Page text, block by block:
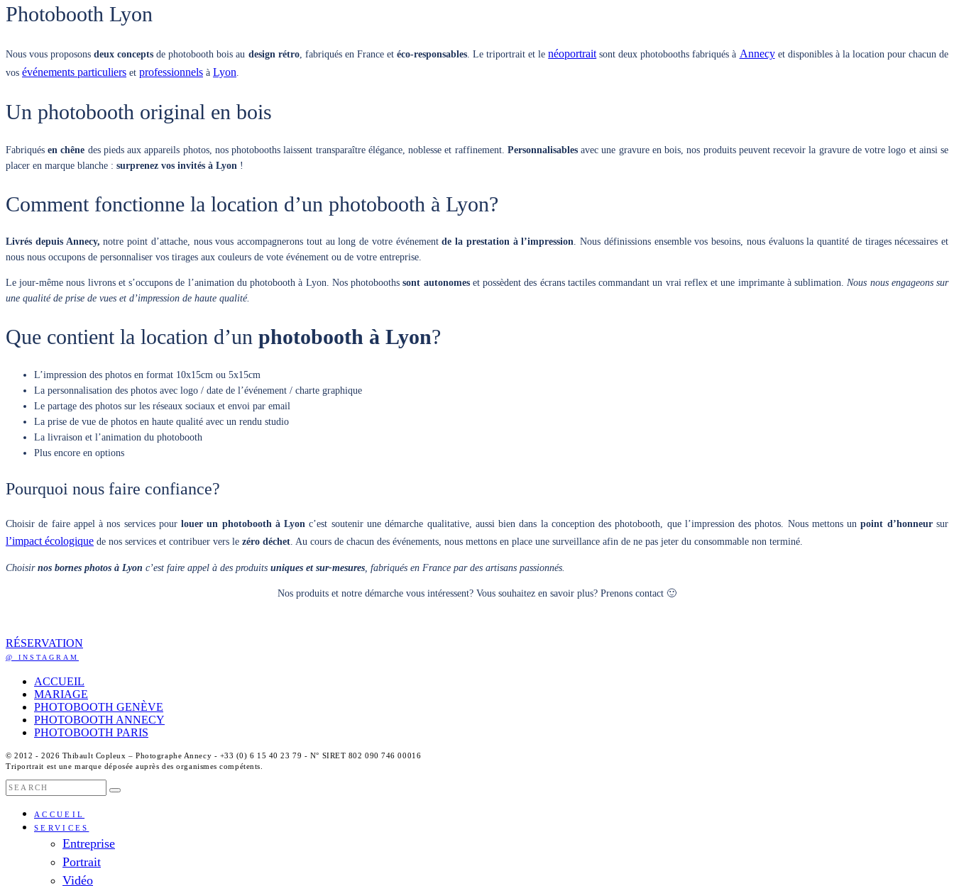
Photobooth Lyon
Nous vous proposonsdeux concepts de photobooth bois au design rétro, fabriqués en France et éco-responsables. Le triportrait et lenéoportrait sont deux photobooths fabriqués à Annecyet disponibles à la location pour chacun de
vos événements particuliers et professionnels à Lyon
Un photobooth original en bois
Fabriquésen chêne des pieds aux appareils photos, nos photobooths laissent transparaître élégance, noblesse et raffinement. Personnalisablesavec une gravure en bois, nos produits peuvent recevoir la gravure de votre logo et ainsi se
placer en marque blanche : surprenez vos invités à Lyon !
Comment fonctionne la location d’un photobooth à Lyon?
Livrés depuis Annecy,notre point d’attache, nous vous accompagnerons tout au long de votre événementde la prestation à l’impression. Nous définissions ensemble vos besoins, nous évaluons la quantité de tirages nécessaires et
nous nous occupons de personnaliser vos tirages aux couleurs de vote événement ou de votre entreprise.
Le jour-même nous livrons et s’occupons de l’animation du photobooth à Lyon. Nos photoboothssont autonomeset possèdent des écrans tactiles commandant un vrai reflex et une imprimante à sublimation.Nous nous engageons sur
une qualité de prise de vues et d’impression de haute qualité.
Que contient la location d’un photobooth à Lyon?
L’impression des photos en format 10x15cm ou 5x15cm
La personnalisation des photos avec logo / date de l’événement / charte graphique
Le partage des photos sur les réseaux sociaux et envoi par email
La prise de vue de photos en haute qualité avec un rendu studio
La livraison et l’animation du photobooth
Plus encore en options
Pourquoi nous faire confiance?
Choisir de faire appel à nos services pourlouer un photobooth à Lyon c’est soutenir une démarche qualitative, aussi bien dans la conception des photobooth, que l’impression des photos. Nous mettons unpoint d’honneursur
l’impact écologique de nos services et contribuer vers le zéro déchet. Au cours de chacun des événements, nous mettons en place une surveillance afin de ne pas jeter du consommable non terminé.
Choisirnos bornes photos à Lyon c’est faire appel à des produits uniques et sur-mesures, fabriqués en France par des artisans passionnés.
Nos produits et notre démarche vous intéressent? Vous souhaitez en savoir plus? Prenons contact 🙂
RÉSERVATION
@ INSTAGRAM
ACCUEIL
MARIAGE
PHOTOBOOTH GENÈVE
PHOTOBOOTH ANNECY
PHOTOBOOTH PARIS
© 2012 - 2026 Thibault Copleux – Photographe Annecy - +33 (0) 6 15 40 23 79 - N° SIRET 802 090 746 00016
Triportrait est une marque déposée auprès des organismes compétents.
ACCUEIL
SERVICES
Entreprise
Portrait
Vidéo